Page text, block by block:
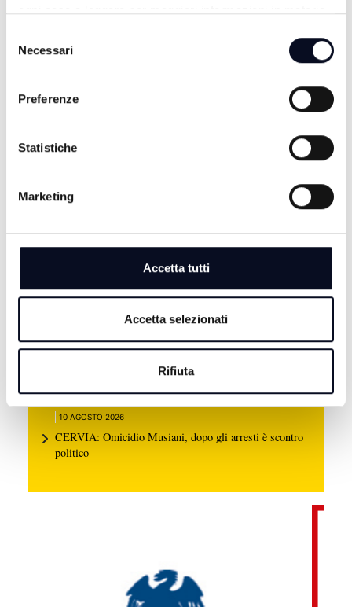
delNecessari
Preferenze
Statistiche
Marketing
Accetta tutti
Accetta selezionati
Rifiuta
TUTTE LE NOTIZIE
IMOLA: Camionista colpito da un malore, la Polizia
lo salva sulla A14
10 AGOSTO 2026
TENNIS: Errani e Melichar-Martinez volano in
10 AGOSTO 2026
CERVIA: Omicidio Musiani, dopo gli arresti è scontro
politico